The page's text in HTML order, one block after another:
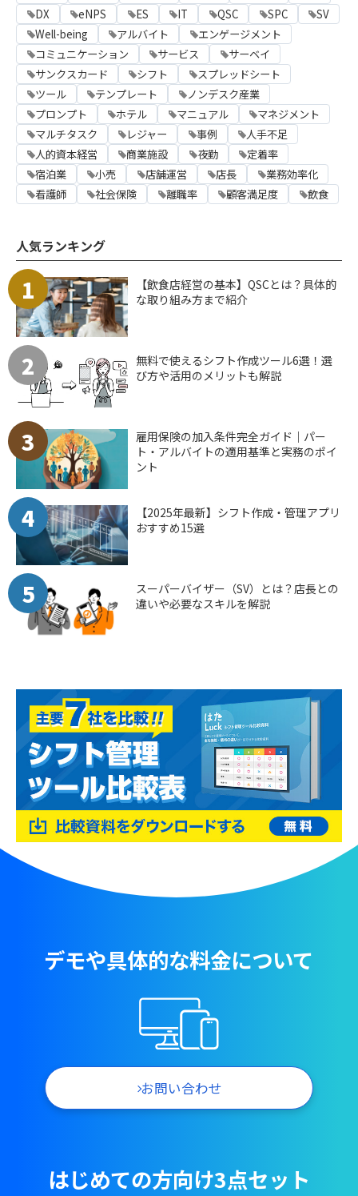
DX
eNPS ES IT QSC SPC
SV
Well-being
アルバイト
エンゲージメント
コミュニケーション
サービス
サーベイ
サンクスカード
シフト
スプレッドシート
ツール
テンプレート
ノンデスク産業
プロンプト
ホテル マニュアル
マネジメント
マルチタスク
レジャー 事例
人手不足
人的資本経営
商業施設 夜勤
定着率
宿泊業
小売 店舗運営 店長
業務効率化
看護師
社会保険 離職率 顧客満足度 飲食
人気ランキング
1
【飲食店経営の基本】QSCとは？具体的
な取り組み方まで紹介
2
無料で使えるシフト作成ツール6選！選
び方や活用のメリットも解説
3
雇用保険の加入条件完全ガイド｜パー
ト・アルバイトの適用基準と実務のポイ
ント
4
【2025年最新】シフト作成・管理アプリ
おすすめ15選
5
スーパーバイザー（SV）とは？店長との
違いや必要なスキルを解説
デモや具体的な料金について
お問い合わせ
はじめての方向け3点セット